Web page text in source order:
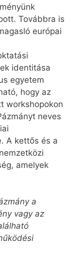
Továbbra is
európai
identitása
egyetem
hogy az
workshopokon
neves
A kettős és a
amelyek
a
vagy az